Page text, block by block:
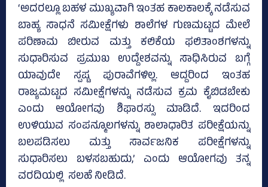
‘ಅದರಲ್ಲೂ ಬಹಳ ಮುಖ್ಯವಾಗಿ ಇಂತಹ ಕಾಲಕಾಲಕ್ಕೆ ನಡೆಸುವ
ಬಾಹ್ಯ ಸಾಧನೆ ಸಮೀಕ್ಷೆಗಳು ಶಾಲೆಗಳ ಗುಣಮಟ್ಟದ ಮೇಲೆ
ಪರಿಣಾಮ ಬೀರುವ ಮತ್ತು ಕಲಿಕೆಯ ಫಲಿತಾಂಶಗಳನ್ನು
ಸುಧಾರಿಸುವ ಪ್ರಮುಖ ಉದ್ದೇಶವನ್ನು ಸಾಧಿಸಿರುವ ಬಗ್ಗೆ
ಯಾವುದೇ ಸ್ಪಷ್ಟ ಪುರಾವೆಗಳಿಲ್ಲ. ಆದ್ದರಿಂದ ಇಂತಹ
ರಾಜ್ಯಮಟ್ಟದ ಸಮೀಕ್ಷೆಗಳನ್ನು ನಡೆಸುವ ಕ್ರಮ ಕೈಬಿಡಬೇಕು
ಎಂದು ಆಯೋಗವು ಶಿಫಾರಸ್ಸು ಮಾಡಿದೆ. ಇದರಿಂದ
ಉಳಿಯುವ ಸಂಪನ್ಮೂಲಗಳನ್ನು ಶಾಲಾಧಾರಿತ ಪರೀಕ್ಷೆಯನ್ನು
ಬಲಪಡಿಸಲು ಮತ್ತು ಸಾರ್ವಜನಿಕ ಪರೀಕ್ಷೆಗಳನ್ನು
ಸುಧಾರಿಸಲು ಬಳಸಬಹುದು,’ ಎಂದು ಆಯೋಗವು ತನ್ನ
ವರದಿಯಲ್ಲಿ ಸಲಹೆ ನೀಡಿದೆ.